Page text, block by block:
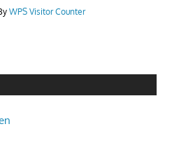
WPS Visitor Counter